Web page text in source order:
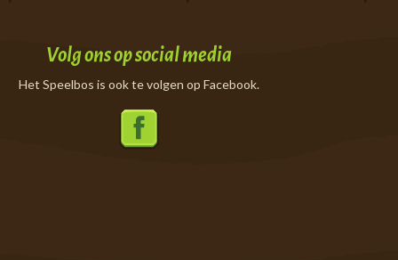
Volg ons op social media
Het Speelbos is ook te volgen op Facebook.